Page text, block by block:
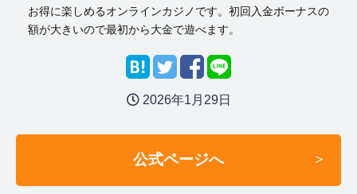
お得に楽しめるオンラインカジノです。初回入金ボーナスの
額が大きいので最初から大金で遊べます。
2026年1月29日
公式ページへ